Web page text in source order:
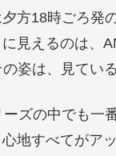
方18時ごろ発
見えるのは、
姿は、見てい
ズの中でも一
地すべてがア